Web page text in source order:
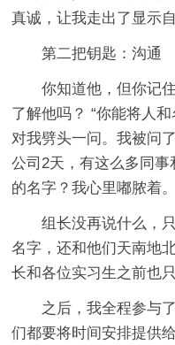
真诚，让我走出了显示
第二把钥匙：沟通
你知道他，但你记
了解他吗？ “你能将人
对我劈头一问。我被问
公司2天，有这么多同
的名字？我心里嘟脓着。
组长没再说什么，
名字，还和他们天南地
长和各位实习生之前也
之后，我全程参与
们都要将时间安排提供